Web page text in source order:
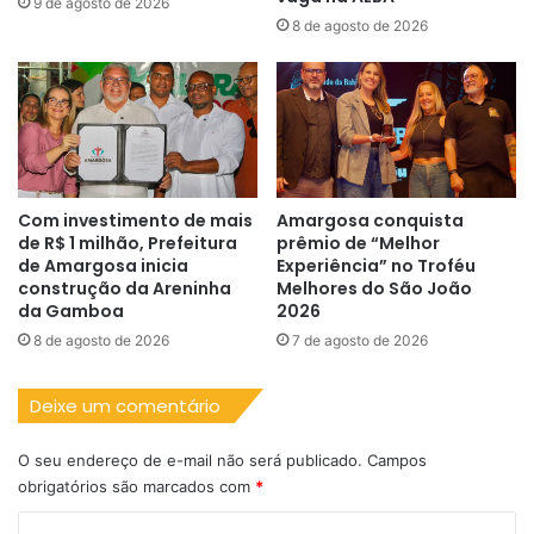
8 de agosto de 2026
Com investimento de mais
de R$ 1 milhão, Prefeitura
de Amargosa inicia
construção da Areninha
da Gamboa
8 de agosto de 2026
Amargosa conquista
prêmio de “Melhor
Experiência” no Troféu
Melhores do São João
2026
7 de agosto de 2026
Deixe um comentário
O seu endereço de e-mail não será publicado. Campos
obrigatórios são marcados com *